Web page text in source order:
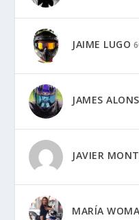
JAIME LUGO
JAMES
JAVIER
MARÍA